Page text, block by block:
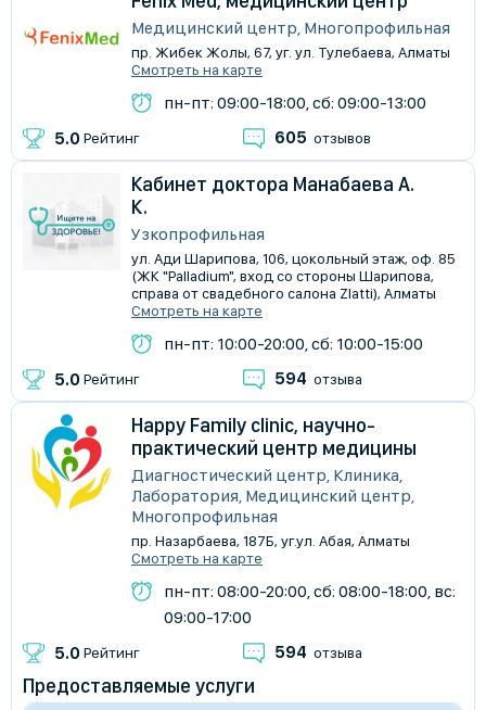
Медицинский центр, Многопрофильная
пр. Жибек Жолы, 67, уг. ул. Тулебаева, Алматы
Смотреть на карте
пн-пт: 09:00-18:00, сб: 09:00-13:00
5.0 Рейтинг 605 отзывов
Кабинет доктора Манабаева А.
К.
Узкопрофильная
ул. Ади Шарипова, 106, цокольный этаж, оф. 85
(ЖК "Palladium", вход со стороны Шарипова,
справа от свадебного салона Zlatti), Алматы
Смотреть на карте
пн-пт: 10:00-20:00, сб: 10:00-15:00
5.0 Рейтинг 594 отзыва
Happy Family clinic, научно-
практический центр медицины
Диагностический центр, Клиника,
Лаборатория, Медицинский центр,
Многопрофильная
пр. Назарбаева, 187Б, уг.ул. Абая, Алматы
Смотреть на карте
пн-пт: 08:00-20:00, сб: 08:00-18:00, вс:
09:00-17:00
5.0 Рейтинг 594 отзыва
Предоставляемые услуги